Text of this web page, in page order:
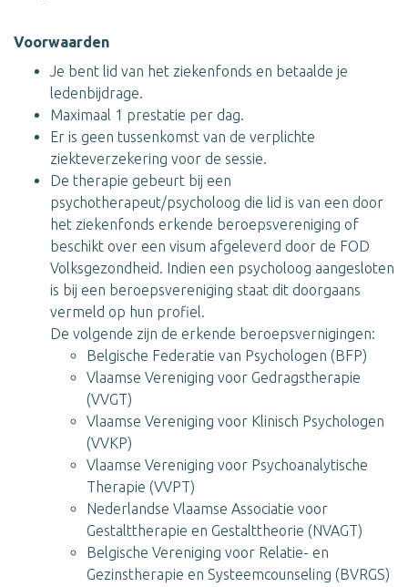
Voorwaarden
Je bent lid van het ziekenfonds en betaalde je
ledenbijdrage.
Maximaal 1 prestatie per dag.
Er is geen tussenkomst van de verplichte
ziekteverzekering voor de sessie.
De therapie gebeurt bij een
psychotherapeut/psycholoog die lid is van een door
het ziekenfonds erkende beroepsvereniging of
beschikt over een visum afgeleverd door de FOD
Volksgezondheid. Indien een psycholoog aangesloten
is bij een beroepsvereniging staat dit doorgaans
vermeld op hun profiel.
De volgende zijn de erkende beroepsvernigingen:
Belgische Federatie van Psychologen (BFP)
Vlaamse Vereniging voor Gedragstherapie
(VVGT)
Vlaamse Vereniging voor Klinisch Psychologen
(VVKP)
Vlaamse Vereniging voor Psychoanalytische
Therapie (VVPT)
Nederlandse Vlaamse Associatie voor
Gestalttherapie en Gestalttheorie (NVAGT)
Belgische Vereniging voor Relatie- en
Gezinstherapie en Systeemcounseling (BVRGS)